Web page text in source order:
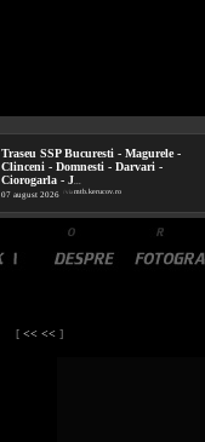
Traseu SSP Bucuresti - Magurele -
Clinceni - Domnesti - Darvari -
Ciorogarla - J...
07 august 2026 / via mtb.kerucov.ro
[<< << ]